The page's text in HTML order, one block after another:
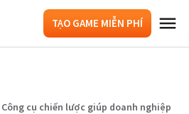
TẠO GAME MIỄN PHÍ
cụ chiến lược giúp doanh nghiệp